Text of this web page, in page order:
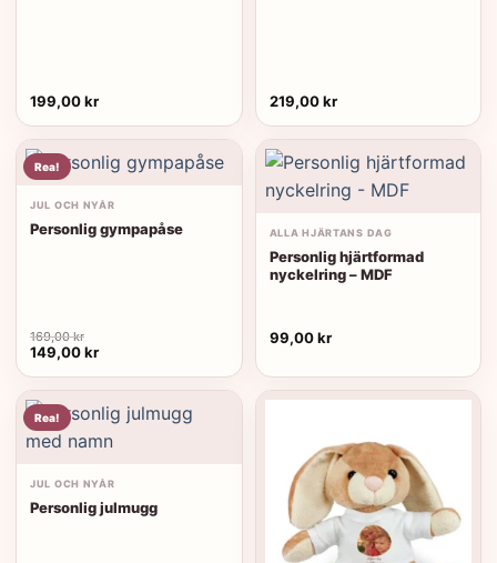
199,00kr 219,00kr
Rea!
JUL OCH NYÅR
Personlig gympapåse
169,00kr
Det
ursprungliga
priset
var:
169,00 kr.
149,00krDet
priset
149,00 kr.
ALLA HJÄRTANS DAG
Personlig hjärtformad
nyckelring – MDF
99,00kr
Rea!
JUL OCH NYÅR
Personlig julmugg